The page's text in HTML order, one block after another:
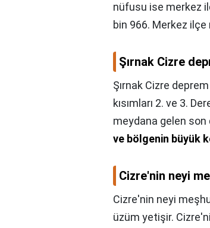
nüfusu ise merkez
bin 966. Merkez
Şırnak Cizre
Şırnak Cizre
kısımları 2. ve 3.
meydana gelen
ve bölgenin büyük
Cizre'nin neyi
Cizre'nin neyi
üzüm yetişir.